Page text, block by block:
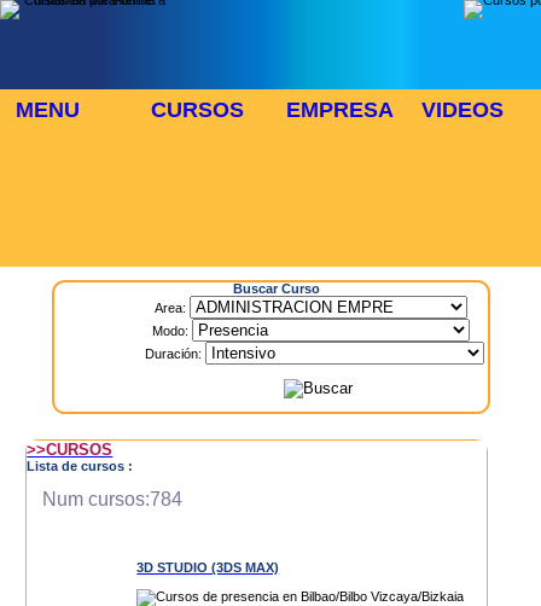
MENU CURSOS EMPRESA VIDEOS
Buscar Curso
Area:
Modo:
Duración:
>>CURSOS
Lista de cursos :
Num cursos:784
3D STUDIO (3DS MAX)